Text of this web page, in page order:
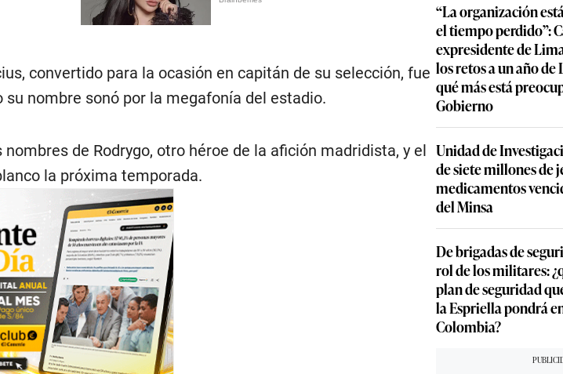
convertido para la ocasión en capitán de su selección, fue
nombre sonó por la megafonía del estadio.
de Rodrygo, otro héroe de la afición madridista, y el
la próxima temporada.
“La organización
el tiempo perdido”:
expresidente de
los retos a un año de
qué más está
Gobierno
Unidad de
de siete millones de
medicamentos
del Minsa
De brigadas de
rol de los militares:
plan de seguridad
la Espriella pondrá
Colombia?